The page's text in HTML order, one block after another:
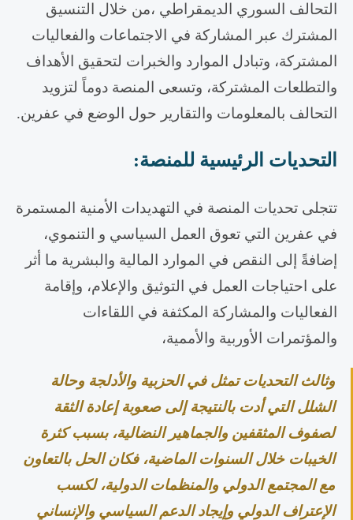
التحالف السوري الديمقراطي ،من خلال التنسيق
المشترك عبر المشاركة في الاجتماعات والفعاليات
المشتركة، وتبادل الموارد والخبرات لتحقيق الأهداف
والتطلعات المشتركة، وتسعى المنصة دوماً لتزويد
التحالف بالمعلومات والتقارير حول الوضع في عفرين.
التحديات الرئيسية للمنصة:
تتجلى تحديات المنصة في التهديدات الأمنية المستمرة
في عفرين التي تعوق العمل السياسي و التنموي،
إضافةً إلى النقص في الموارد المالية والبشرية ما أثر
على احتياجات العمل في التوثيق والإعلام، وإقامة
الفعاليات والمشاركة المكثفة في اللقاءات
والمؤتمرات الأوربية والأممية،
وثالث التحديات تمثل في الحزبية والأدلجة وحالة
الشلل التي أدت بالنتيجة إلى صعوبة إعادة الثقة
لصفوف المثقفين والجماهير النضالية، بسبب كثرة
الخيبات خلال السنوات الماضية، فكان الحل بالتعاون
مع المجتمع الدولي والمنظمات الدولية، لكسب
الإعتراف الدولي وإيجاد الدعم السياسي والإنساني